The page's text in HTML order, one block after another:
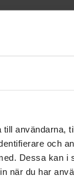
användarna,
och
Dessa kan i
när du har
på vårt